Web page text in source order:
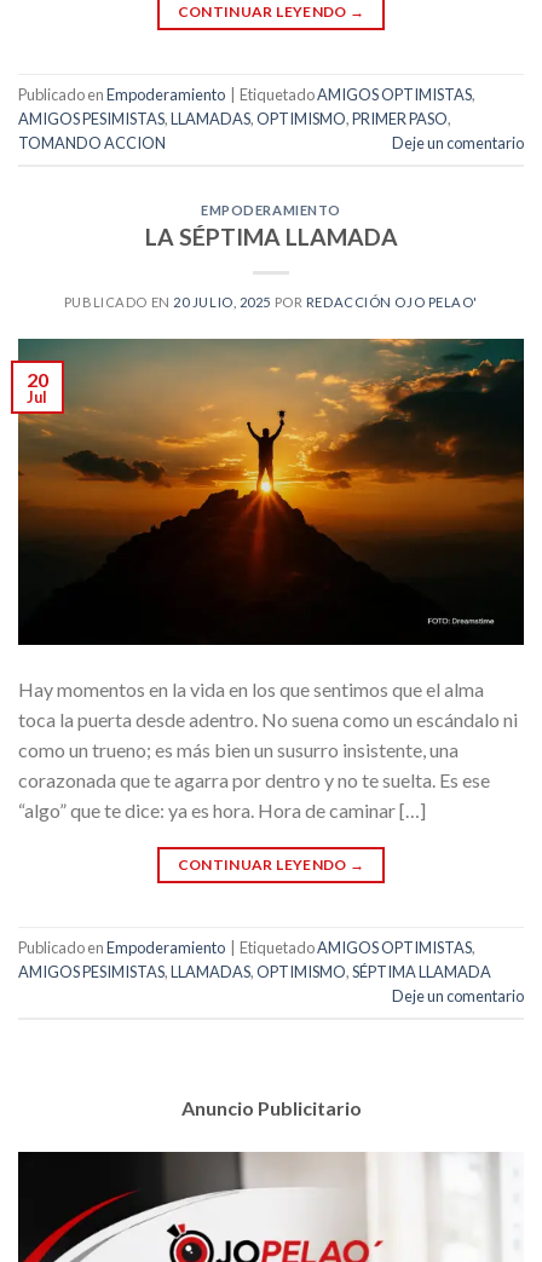
CONTINUAR LEYENDO →
Publicado enEmpoderamiento EtiquetadoAMIGOS OPTIMISTAS,
AMIGOS PESIMISTAS,LLAMADAS,OPTIMISMO,PRIMER PASO,
TOMANDO ACCION
Deje un comentario
EMPODERAMIENTO
LA SÉPTIMA LLAMADA
PUBLICADO EN 20 JULIO, 2025 POR REDACCIÓN OJO PELAO'
20
Jul
Hay momentos en la vida en los que sentimos que el alma
toca la puerta desde adentro. No suena como un escándalo ni
como un trueno; es más bien un susurro insistente, una
corazonada que te agarra por dentro y no te suelta. Es ese
“algo” que te dice: ya es hora. Hora de caminar […]
CONTINUAR LEYENDO →
Publicado enEmpoderamiento EtiquetadoAMIGOS OPTIMISTAS,
AMIGOS PESIMISTAS,LLAMADAS,OPTIMISMO,SÉPTIMA LLAMADA
Deje un comentario
Anuncio Publicitario